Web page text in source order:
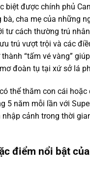
biệt được chính phủ
bà, cha mẹ của những
tư cách thường trú
trú vượt trội và các
“tấm vé vàng”
đoàn tụ tại xứ sở lá
thể thăm con cái hoặc
5 năm mỗi lần với
cảnh trong thời
điểm nổi bật